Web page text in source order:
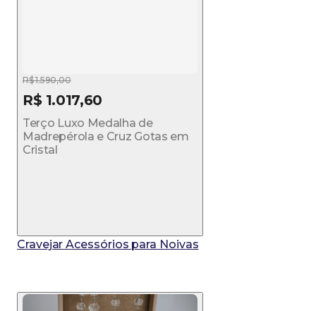
R$ 1.590,00
R$ 1.017,60
Terço Luxo Medalha de
Madrepérola e Cruz Gotas em
Cristal
Cravejar Acessórios para Noivas